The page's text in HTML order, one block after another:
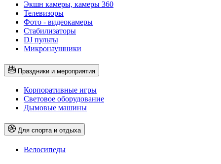
Экшн камеры, камеры 360
Телевизоры
Фото - видеокамеры
Стабилизаторы
DJ пульты
Микронаушники
Праздники и мероприятия
Корпоративные игры
Световое оборудование
Дымовые машины
Для спорта и отдыха
Велосипеды